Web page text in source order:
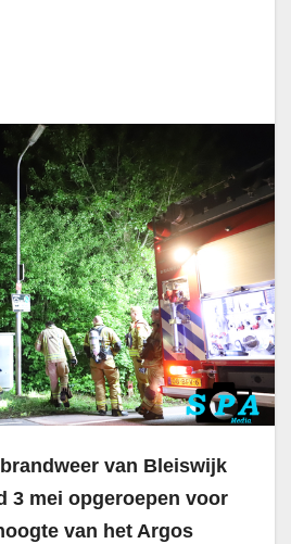
van Bleiswijk
3 mei opgeroepen voor
van het Argos